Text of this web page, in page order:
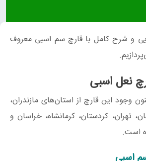
و شرح کامل با قارچ سم اسبی معروف
نعل اسبی
وجود این قارچ از استان‌های مازندران،
تهران، کردستان، کرمانشاه، خراسان و
است.